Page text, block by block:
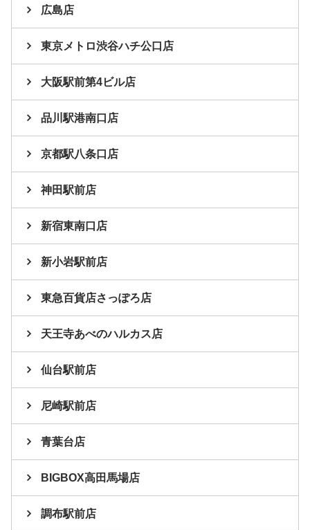
広島店
東京メトロ渋谷ハチ公口店
大阪駅前第4ビル店
品川駅港南口店
京都駅八条口店
神田駅前店
新宿東南口店
新小岩駅前店
東急百貨店さっぽろ店
天王寺あべのハルカス店
仙台駅前店
尼崎駅前店
青葉台店
BIGBOX高田馬場店
調布駅前店